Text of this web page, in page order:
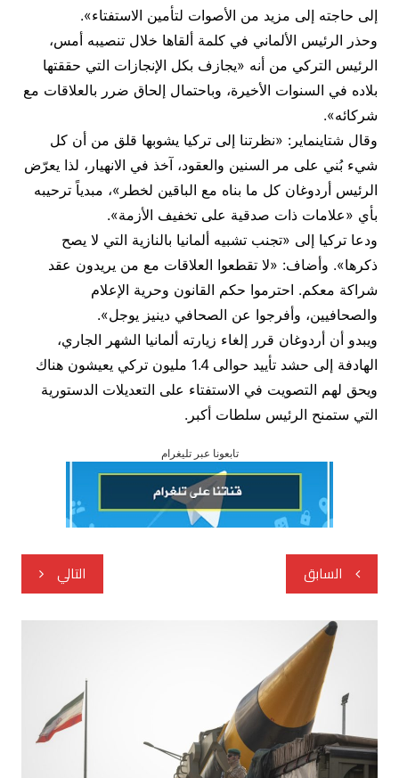
إلى حاجته إلى مزيد من الأصوات لتأمين الاستفتاء».
وحذر الرئيس الألماني في كلمة ألقاها خلال تنصيبه أمس،
الرئيس التركي من أنه «يجازف بكل الإنجازات التي حققتها
بلاده في السنوات الأخيرة، وباحتمال إلحاق ضرر بالعلاقات مع
شركائه».
وقال شتاينماير: «نظرتنا إلى تركيا يشوبها قلق من أن كل
شيء بُني على مر السنين والعقود، آخذ في الانهيار، لذا يعرّض
الرئيس أردوغان كل ما بناه مع الباقين لخطر»، مبدياً ترحيبه
بأي «علامات ذات صدقية على تخفيف الأزمة».
ودعا تركيا إلى «تجنب تشبيه ألمانيا بالنازية التي لا يصح
ذكرها». وأضاف: «لا تقطعوا العلاقات مع من يريدون عقد
شراكة معكم. احترموا حكم القانون وحرية الإعلام
والصحافيين، وأفرجوا عن الصحافي دينيز يوجل».
ويبدو أن أردوغان قرر إلغاء زيارته ألمانيا الشهر الجاري،
الهادفة إلى حشد تأييد حوالى 1.4 مليون تركي يعيشون هناك
ويحق لهم التصويت في الاستفتاء على التعديلات الدستورية
التي ستمنح الرئيس سلطات أكبر.
تابعونا عبر تليغرام
تصفّح
المقالات
السابق التالي